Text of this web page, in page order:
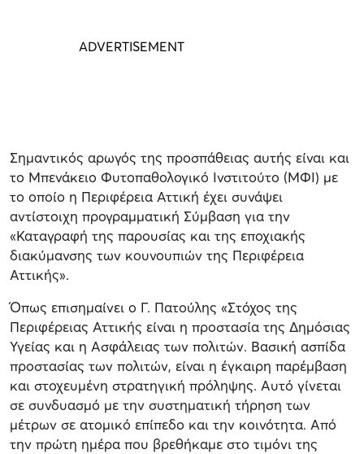
Σημαντικός αρωγός της προσπάθειας αυτής είναι και
το Μπενάκειο Φυτοπαθολογικό Ινστιτούτο (ΜΦΙ) με
το οποίο η Περιφέρεια Αττική έχει συνάψει
αντίστοιχη προγραμματική Σύμβαση για την
«Καταγραφή της παρουσίας και της εποχιακής
διακύμανσης των κουνουπιών της Περιφέρεια
Αττικής».
Όπως επισημαίνει ο Γ. Πατούλης «Στόχος της
Περιφέρειας Αττικής είναι η προστασία της Δημόσιας
Υγείας και η Ασφάλειας των πολιτών. Βασική ασπίδα
προστασίας των πολιτών, είναι η έγκαιρη παρέμβαση
και στοχευμένη στρατηγική πρόληψης. Αυτό γίνεται
σε συνδυασμό με την συστηματική τήρηση των
μέτρων σε ατομικό επίπεδο και την κοινότητα. Από
την πρώτη ημέρα που βρεθήκαμε στο τιμόνι της